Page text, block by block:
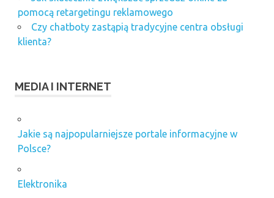
pomocą retargetingu reklamowego
Czy chatboty zastąpią tradycyjne centra obsługi
klienta?
MEDIA I INTERNET
Jakie są najpopularniejsze portale informacyjne w
Polsce?
Elektronika